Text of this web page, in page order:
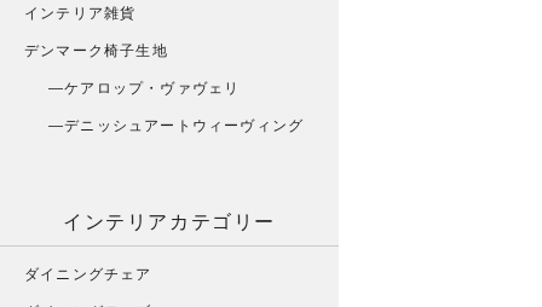
インテリア雑貨
デンマーク椅子生地
ケアロップ・ヴァヴェリ
デニッシュアートウィーヴィング
インテリアカテゴリー
ダイニングチェア